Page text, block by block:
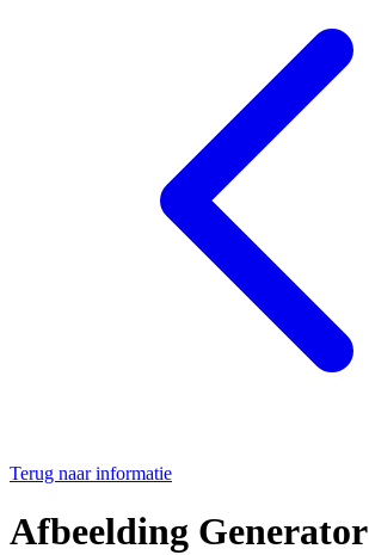
Terug naar informatie
Afbeelding Generator